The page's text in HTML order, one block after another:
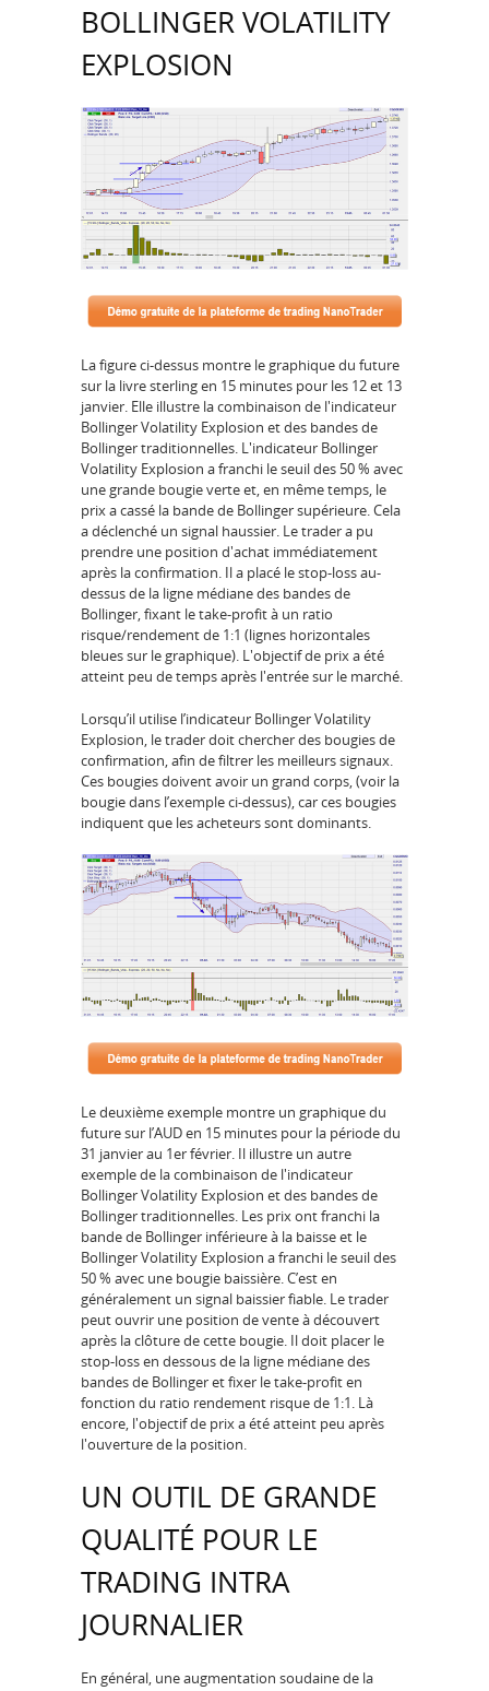
BOLLINGER VOLATILITY
EXPLOSION
La figure ci-dessus montre le graphique du future
sur la livre sterling en 15 minutes pour les 12 et 13
janvier. Elle illustre la combinaison de l'indicateur
Bollinger Volatility Explosion et des bandes de
Bollinger traditionnelles. L'indicateur Bollinger
Volatility Explosion a franchi le seuil des 50 % avec
une grande bougie verte et, en même temps, le
prix a cassé la bande de Bollinger supérieure. Cela
a déclenché un signal haussier. Le trader a pu
prendre une position d'achat immédiatement
après la confirmation. Il a placé le stop-loss au-
dessus de la ligne médiane des bandes de
Bollinger, fixant le take-profit à un ratio
risque/rendement de 1:1 (lignes horizontales
bleues sur le graphique). L'objectif de prix a été
atteint peu de temps après l'entrée sur le marché.
Lorsqu’il utilise l’indicateur Bollinger Volatility
Explosion, le trader doit chercher des bougies de
confirmation, afin de filtrer les meilleurs signaux.
Ces bougies doivent avoir un grand corps, (voir la
bougie dans l’exemple ci-dessus), car ces bougies
indiquent que les acheteurs sont dominants.
Le deuxième exemple montre un graphique du
future sur l’AUD en 15 minutes pour la période du
31 janvier au 1er février. Il illustre un autre
exemple de la combinaison de l'indicateur
Bollinger Volatility Explosion et des bandes de
Bollinger traditionnelles. Les prix ont franchi la
bande de Bollinger inférieure à la baisse et le
Bollinger Volatility Explosion a franchi le seuil des
50 % avec une bougie baissière. C’est en
généralement un signal baissier fiable. Le trader
peut ouvrir une position de vente à découvert
après la clôture de cette bougie. Il doit placer le
stop-loss en dessous de la ligne médiane des
bandes de Bollinger et fixer le take-profit en
fonction du ratio rendement risque de 1:1. Là
encore, l'objectif de prix a été atteint peu après
l'ouverture de la position.
UN OUTIL DE GRANDE
QUALITÉ POUR LE
TRADING INTRA
JOURNALIER
En général, une augmentation soudaine de la